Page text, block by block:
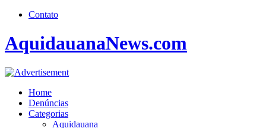
Contato
AquidauanaNews.com
Home
Denúncias
Categorias
Aquidauana